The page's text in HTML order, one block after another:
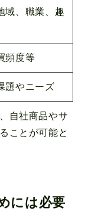
域、職業、趣
頻度等
題やニーズ
自社商品やサ
ことが可能と
には必要